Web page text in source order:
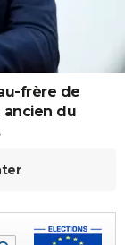
frère de
ancien du